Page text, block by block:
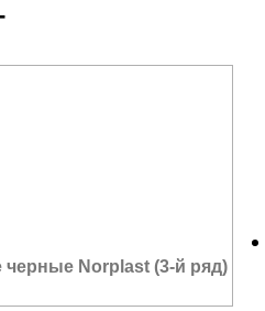
черные Norplast (3-й ряд)